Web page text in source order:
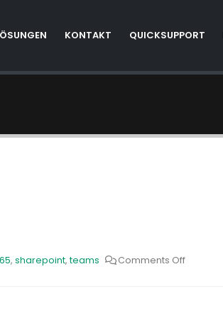
KONTAKT QUICKSUPPORT
, sharepoint, teams Comments Off